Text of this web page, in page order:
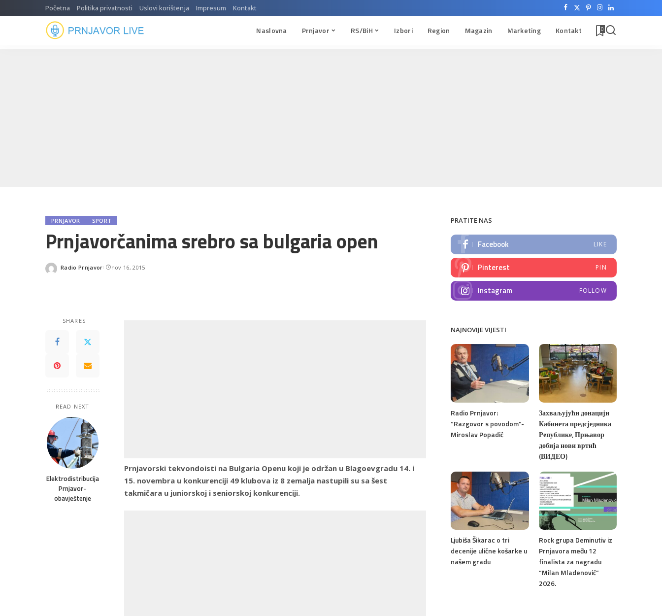
Početna Politika privatnosti Uslovi korištenja Impresum Kontakt
Naslovna Prnjavor RS/BiH Izbori Region Magazin Marketing Kontakt 0
PRNJAVOR SPORT
Prnjavorčanima srebro sa bulgaria open
Posted
Radio Prnjavor nov 16, 2015
SHARES
READ NEXT
Elektrodistribucija
Prnjavor-
obavještenje
Prnjavorski tekvondoisti na Bulgaria Openu koji je održan u Blagoevgradu 14. i
15. novembra u konkurenciji 49 klubova iz 8 zemalja nastupili su sa šest
takmičara u juniorskoj i seniorskoj konkurenciji.
PRATITE NAS
Facebook LIKE
Pinterest PIN
Instagram FOLLOW
NAJNOVIJE VIJESTI
Radio Prnjavor:
“Razgovor s povodom”-
Miroslav Popadić
Захваљујући донацији
Кабинета предсједника
Републике, Прњавор
добија нови вртић
(ВИДЕО)
Ljubiša Šikarac o tri
decenije ulične košarke u
našem gradu
Rock grupa Deminutiv iz
Prnjavora među 12
finalista za nagradu
“Milan Mladenović”
2026.